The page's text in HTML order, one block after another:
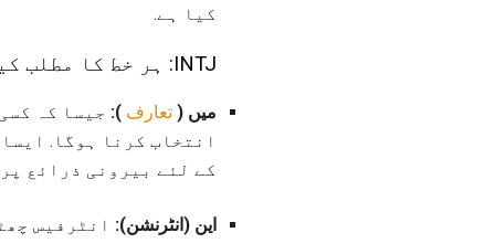
کیا ہے.
INTJ: ہر خط کا مطلب کیا ہے؟
میں ( تعارف ): جیسا کہ
انتخاب کرنا ہوگا.
کے لئے بیرونی ذرائع
این (انٹرنشن): انٹرفیس